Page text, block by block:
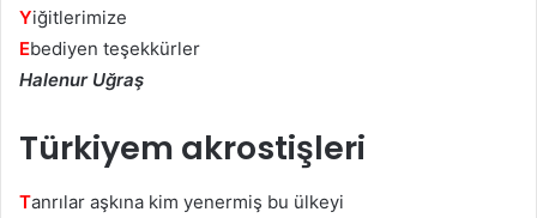
Yiğitlerimize
Ebediyen teşekkürler
Halenur Uğraş
Türkiyem akrostişleri
Tanrılar aşkına kim yenermiş bu ülkeyi